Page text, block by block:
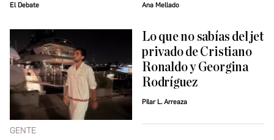
El Debate Ana Mellado
GENTE
Lo que no sabías del jet
privado de Cristiano
Ronaldo y Georgina
Rodríguez
Pilar L. Arreaza